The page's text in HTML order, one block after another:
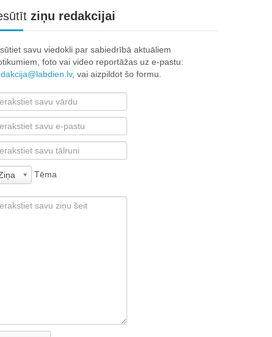
ziņu redakcijai
savu viedokli par sabiedrībā aktuāliem
foto vai video reportāžas uz e-pastu:
, vai aizpildot šo formu.
Tēma